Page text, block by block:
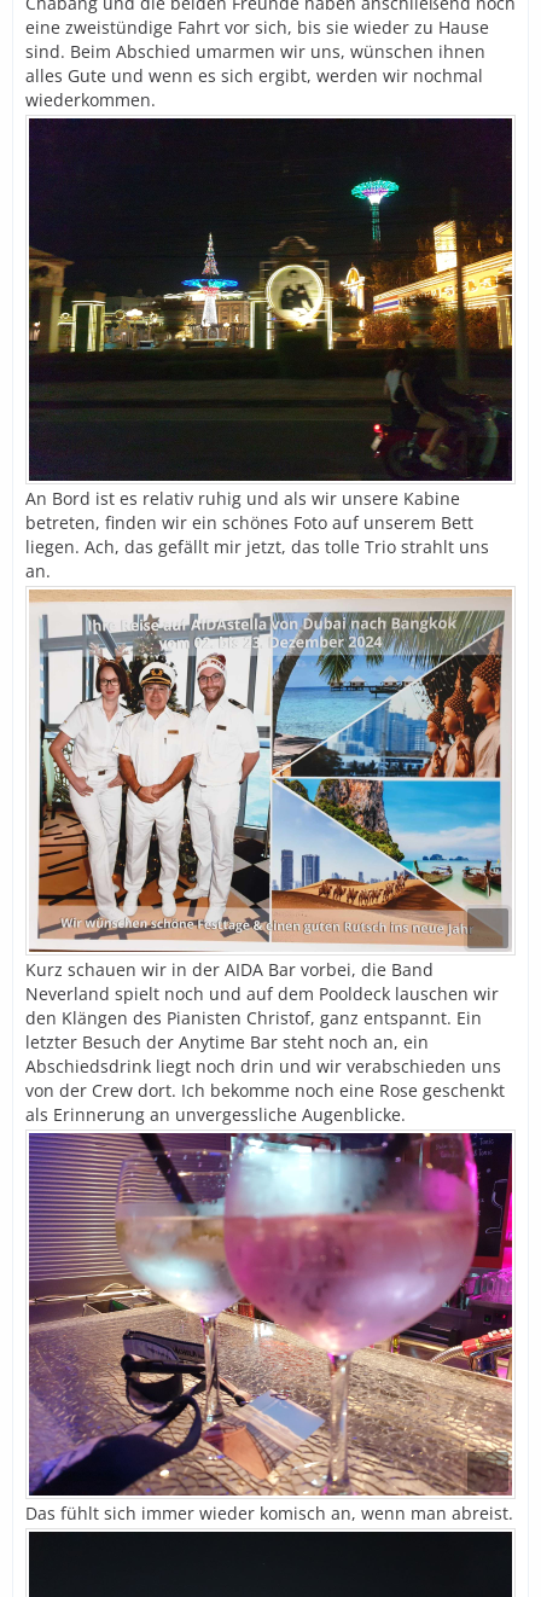
eine zweistündige Fahrt vor sich, bis sie wieder zu Hause
sind. Beim Abschied umarmen wir uns, wünschen ihnen
alles Gute und wenn es sich ergibt, werden wir nochmal
wiederkommen.
An Bord ist es relativ ruhig und als wir unsere Kabine
betreten, finden wir ein schönes Foto auf unserem Bett
liegen. Ach, das gefällt mir jetzt, das tolle Trio strahlt uns
an.
Kurz schauen wir in der AIDA Bar vorbei, die Band
Neverland spielt noch und auf dem Pooldeck lauschen wir
den Klängen des Pianisten Christof, ganz entspannt. Ein
letzter Besuch der Anytime Bar steht noch an, ein
Abschiedsdrink liegt noch drin und wir verabschieden uns
von der Crew dort. Ich bekomme noch eine Rose geschenkt
als Erinnerung an unvergessliche Augenblicke.
Das fühlt sich immer wieder komisch an, wenn man abreist.